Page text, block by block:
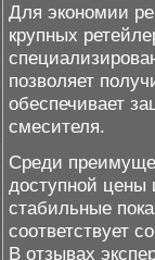
Для экономии
крупных
позволяет
обеспечивает
смесителя.
Среди
доступной цены
стабильные
соответствует
В отзывах